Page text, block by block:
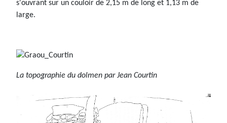
s'ouvrant sur un couloir de 2,15 m de long et 1,13 m de
large.
La topographie du dolmen par Jean Courtin